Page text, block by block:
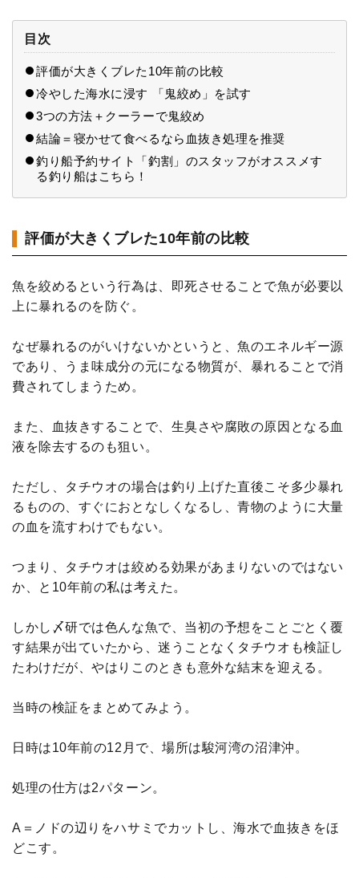
目次
評価が大きくブレた10年前の比較
冷やした海水に浸す 「鬼絞め」を試す
3つの方法＋クーラーで鬼絞め
結論＝寝かせて食べるなら血抜き処理を推奨
釣り船予約サイト「釣割」のスタッフがオススメす
る釣り船はこちら！
評価が大きくブレた10年前の比較
魚を絞めるという行為は、即死させることで魚が必要以
上に暴れるのを防ぐ。
なぜ暴れるのがいけないかというと、魚のエネルギー源
であり、うま味成分の元になる物質が、暴れることで消
費されてしまうため。
また、血抜きすることで、生臭さや腐敗の原因となる血
液を除去するのも狙い。
ただし、タチウオの場合は釣り上げた直後こそ多少暴れ
るものの、すぐにおとなしくなるし、青物のように大量
の血を流すわけでもない。
つまり、タチウオは絞める効果があまりないのではない
か、と10年前の私は考えた。
しかし〆研では色んな魚で、当初の予想をことごとく覆
す結果が出ていたから、迷うことなくタチウオも検証し
たわけだが、やはりこのときも意外な結末を迎える。
当時の検証をまとめてみよう。
日時は10年前の12月で、場所は駿河湾の沼津沖。
処理の仕方は2パターン。
A＝ノドの辺りをハサミでカットし、海水で血抜きをほ
どこす。